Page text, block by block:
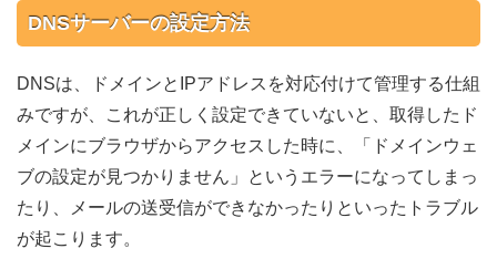
DNSサーバーの設定方法
DNSは、ドメインとIPアドレスを対応付けて管理する仕組
みですが、これが正しく設定できていないと、取得したド
メインにブラウザからアクセスした時に、「ドメインウェ
ブの設定が見つかりません」というエラーになってしまっ
たり、メールの送受信ができなかったりといったトラブル
が起こります。